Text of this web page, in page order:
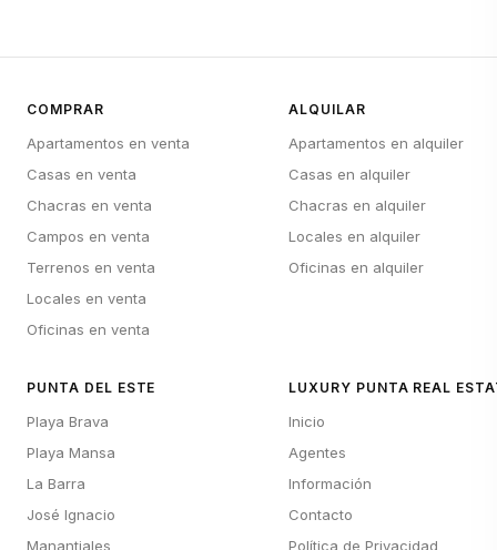
COMPRAR
Apartamentos en venta
Casas en venta
Chacras en venta
Campos en venta
Terrenos en venta
Locales en venta
Oficinas en venta
ALQUILAR
Apartamentos en alquiler
Casas en alquiler
Chacras en alquiler
Locales en alquiler
Oficinas en alquiler
PUNTA DEL ESTE
Playa Brava
Playa Mansa
La Barra
José Ignacio
Manantiales
LUXURY PUNTA REAL
Inicio
Agentes
Información
Contacto
Política de Privacidad